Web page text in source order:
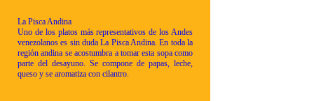
La Pisca Andina
Uno de los platos más representativos de los Andes
venezolanos es sin duda La Pisca Andina. En toda la
región andina se acostumbra a tomar esta sopa como
parte del desayuno. Se compone de papas, leche,
queso y se aromatiza con cilantro.